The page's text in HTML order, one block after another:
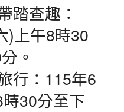
踏查趣：
)上午8時30
。
行：115年6
30分至下